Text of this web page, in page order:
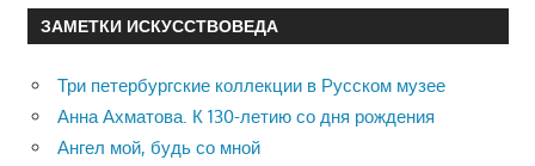
ЗАМЕТКИ ИСКУССТВОВЕДА
Три петербургские коллекции в Русском музее
Анна Ахматова. К 130-летию со дня рождения
Ангел мой, будь со мной